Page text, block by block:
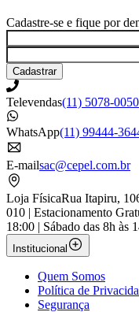
Cadastre-se e fique por
Cadastrar
Televendas(11) 5078-0050
WhatsApp(11) 99444-
E-mailsac@cepel.com.br
Loja FísicaRua Itapiru,
010 | Estacionamento
18:00 | Sábado das 8h às
Institucional
Quem Somos
Política de
Segurança